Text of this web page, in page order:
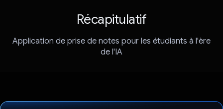
Récapitulatif
Application de prise de notes pour les étudiants à l'ère
de l'IA